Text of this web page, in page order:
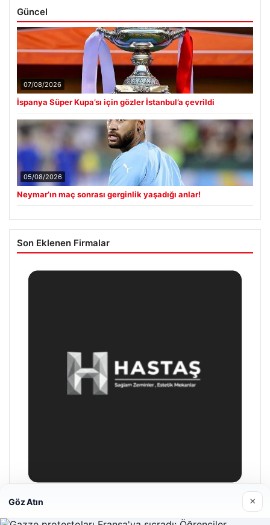
Güncel
07/08/2026
İspanya Süper Kupa’sı için gözler İstanbul’a çevrildi
05/08/2026
Neymar’ın maç sonrası gerginlik yaşadığı anlar!
Son Eklenen Firmalar
Enes Kaplan Avukatlık Bürosu
28/04/2026
Göz Atın ×